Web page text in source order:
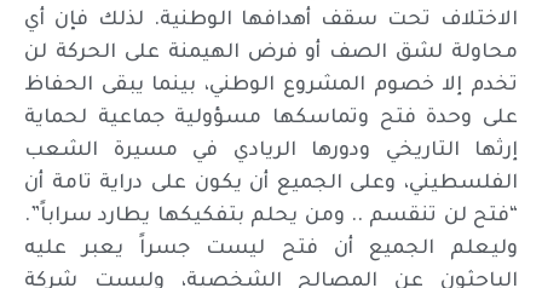
الاختلاف تحت سقف أهدافها الوطنية. لذلك فإن أي
محاولة لشق الصف أو فرض الهيمنة على الحركة لن
تخدم إلا خصوم المشروع الوطني، بينما يبقى الحفاظ
على وحدة فتح وتماسكها مسؤولية جماعية لحماية
إرثها التاريخي ودورها الريادي في مسيرة الشعب
الفلسطيني، وعلى الجميع أن يكون على دراية تامة أن
“فتح لن تنقسم .. ومن يحلم بتفكيكها يطارد سراباً”.
وليعلم الجميع أن فتح ليست جسراً يعبر عليه
الباحثون عن المصالح الشخصية، وليست شركة